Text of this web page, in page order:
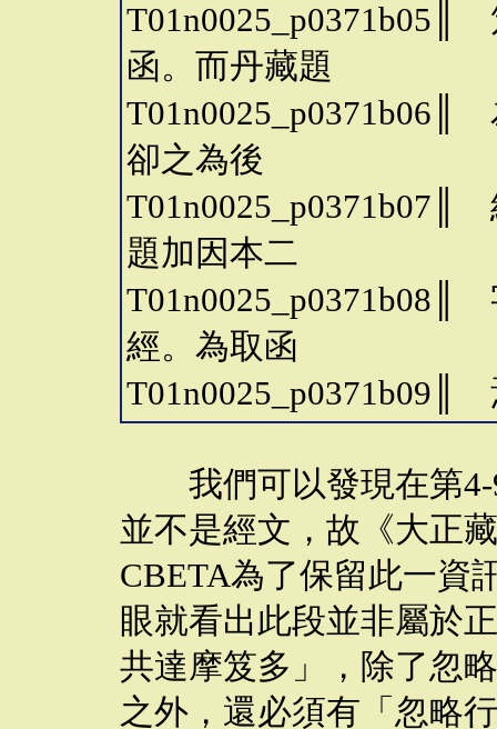
T01n0025_p0371b05║
函。而丹藏題
T01n0025_p0371b06║
卻之為後
T01n0025_p0371b07║
題加因本二
T01n0025_p0371b08║
經。為取函
T01n0025_p0371b09║
我們可以發現在第4-
並不是經文，故《大正
CBETA為了保留此一資
眼就看出此段並非屬於
共達摩笈多」，除了忽
之外，還必須有「忽略